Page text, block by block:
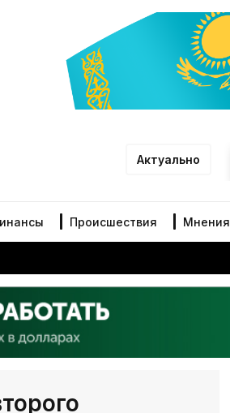
Актуально
Происшествия Мнения